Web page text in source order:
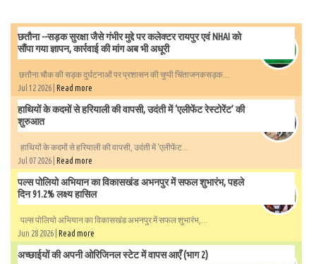
छतौना --सड़क सुरक्षा जैसे गंभीर मुद्दे पर कलेक्टर रायपुर एवं NHAI को
सौंपा गया ज्ञापन, कार्रवाई की मांग अब भी अधूरी
छतौना चौक की सड़क दुर्घटनाओं पर प्रशासन की चुप्पी चिंताजनकसड़क...
Jul 12 2026 | Read more
हाथियों के कदमों से हरियाली की वापसी, उदंती में ‘एलीफेंट रेस्टोरेंट’ की
शुरुआत
हाथियों के कदमों से हरियाली की वापसी, उदंती में ‘एलीफेंट...
Jul 07 2026 | Read more
पल्स पोलियो अभियान का विकासखंड अभनपुर में सफल शुभारंभ, पहले
दिन 91.2% लक्ष्य हासिल
पल्स पोलियो अभियान का विकासखंड अभनपुर में सफल शुभारंभ,...
Jun 28 2026 | Read more
अच्छाईयों की अपनी ओरिजिनल स्टेट में वापस आएँ (भाग 2)